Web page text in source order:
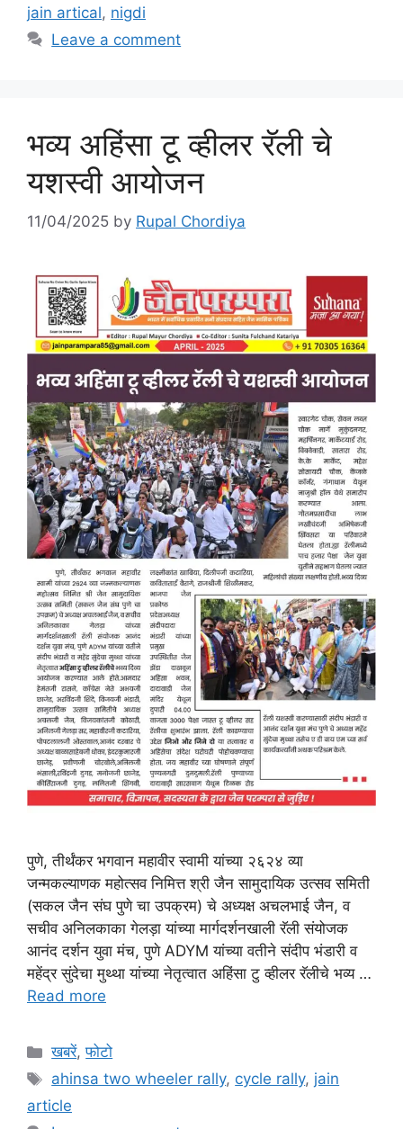
jain artical, nigdi
Leave a comment
भव्य अहिंसा टू व्हीलर रॅली चे
यशस्वी आयोजन
11/04/2025 by Rupal Chordiya
पुणे, तीर्थंकर भगवान महावीर स्वामी यांच्या २६२४ व्या
जन्मकल्याणक महोत्सव निमित्त श्री जैन सामुदायिक उत्सव समिती
(सकल जैन संघ पुणे चा उपक्रम) चे अध्यक्ष अचलभाई जैन, व
सचीव अनिलकाका गेलड़ा यांच्या मार्गदर्शनखाली रॅली संयोजक
आनंद दर्शन युवा मंच, पुणे ADYM यांच्या वतीने संदीप भंडारी व
महेंद्र सुंदेचा मुथ्था यांच्या नेतृत्वात अहिंसा टु व्हीलर रॅलीचे भव्य …
Read more
Categories
खबरें,फोटो
Tags
ahinsa two wheeler rally, cycle rally, jain
article